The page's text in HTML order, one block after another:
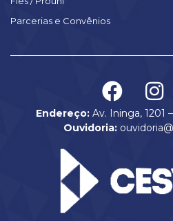
Parcerias e Convênios
Endereço:Av. Ininga, 1201
Ouvidoria: